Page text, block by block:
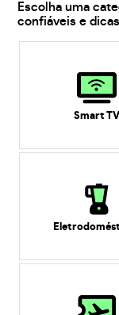
Escolha uma
confiáveis e
Smart TV